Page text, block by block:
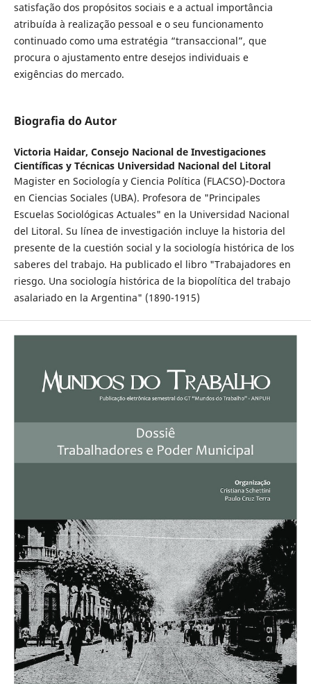
satisfação dos propósitos sociais e a actual importância
atribuída à realização pessoal e o seu funcionamento
continuado como uma estratégia “transaccional”, que
procura o ajustamento entre desejos individuais e
exigências do mercado.
Biografia do Autor
Victoria Haidar, Consejo Nacional de Investigaciones
Científicas y Técnicas Universidad Nacional del Litoral
Magister en Sociología y Ciencia Política (FLACSO)-Doctora
en Ciencias Sociales (UBA). Profesora de "Principales
Escuelas Sociológicas Actuales" en la Universidad Nacional
del Litoral. Su línea de investigación incluye la historia del
presente de la cuestión social y la sociología histórica de los
saberes del trabajo. Ha publicado el libro "Trabajadores en
riesgo. Una sociología histórica de la biopolítica del trabajo
asalariado en la Argentina" (1890-1915)